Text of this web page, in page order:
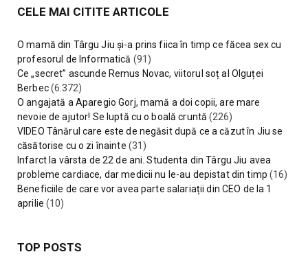
CELE MAI CITITE ARTICOLE
O mamă din Târgu Jiu și-a prins fiica în timp ce făcea sex cu
profesorul de Informatică (91)
Ce „secret” ascunde Remus Novac, viitorul soț al Olguței
Berbec(6.372)
O angajată a Aparegio Gorj, mamă a doi copii, are mare
nevoie de ajutor! Se luptă cu o boală cruntă (226)
VIDEO Tânărul care este de negăsit după ce a căzut în Jiu se
căsătorise cu o zi înainte (31)
Infarct la vârsta de 22 de ani. Studenta din Târgu Jiu avea
probleme cardiace, dar medicii nu le-au depistat din timp (16)
Beneficiile de care vor avea parte salariații din CEO de la 1
aprilie (10)
TOP POSTS